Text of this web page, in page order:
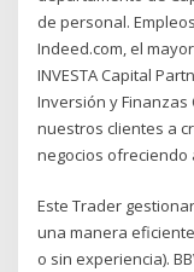
de personal.
Indeed.com, el
INVESTA Capital
Inversión y
nuestros clientes a
negocios ofreciendo
Este Trader
una manera eficiente
o sin experiencia).